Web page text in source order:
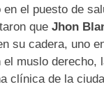
en el puesto de
queJhon
su cadera, uno
el muslo derecho,
clínica de la